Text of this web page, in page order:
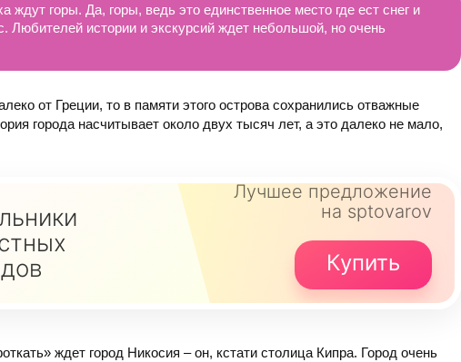
ждут горы. Да, горы, ведь это единственное место где ест снег и
Любителей истории и экскурсий ждет небольшой, но очень
от Греции, то в памяти этого острова сохранились отважные
города насчитывает около двух тысяч лет, а это далеко не мало,
Лучшее предложение
на sptovarov
Купить
ждет город Никосия – он, кстати столица Кипра. Город очень